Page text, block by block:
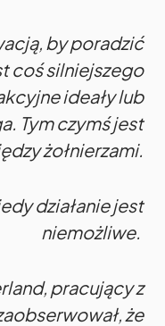
by poradzić
coś silniejszego
ideały lub
Tym czymś jest
żołnierzami.
działanie jest
niemożliwe.
pracujący z
że